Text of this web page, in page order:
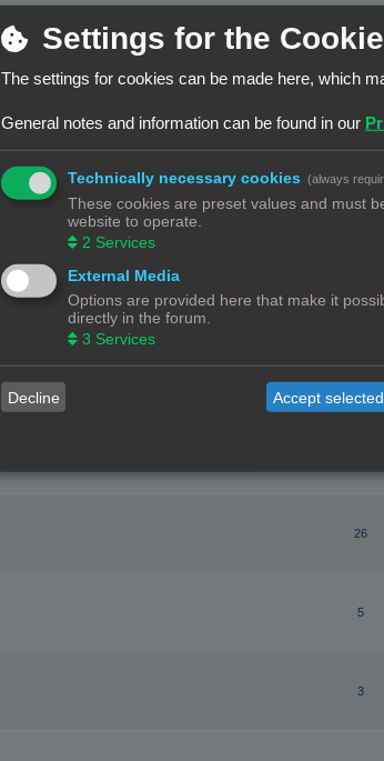
3
26
5
3
Settings for the
The settings for cookies can be made here, which
General notes and information can be found in our
Technically necessary cookies (always
These cookies are preset values and must
website to operate.
2 Services
External Media
Options are provided here that make it
directly in the forum.
3 Services
Decline Accept selected